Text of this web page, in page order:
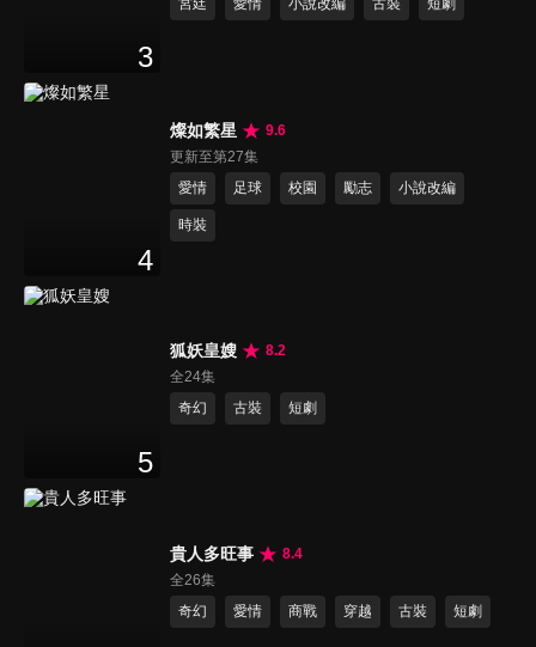
3
4
燦如繁星
9.6
更新至第27集
愛情
足球 校園 勵志 小說改編
時裝
5
狐妖皇嫂
8.2
全24集
奇幻
古裝 短劇
貴人多旺事
8.4
全26集
奇幻
愛情 商戰 穿越 古裝 短劇